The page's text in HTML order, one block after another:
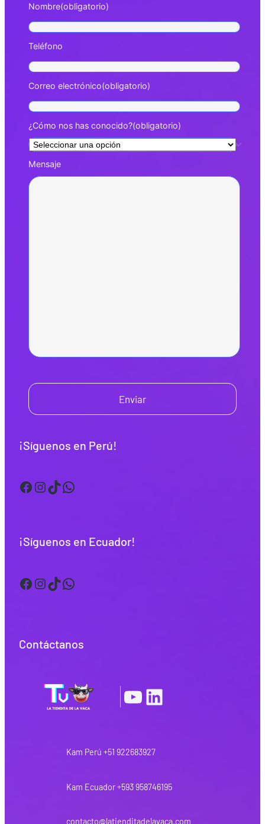
Nombre(obligatorio)
Teléfono
Correo electrónico(obligatorio)
¿Cómo nos has conocido?(obligatorio)
Mensaje
Enviar
¡Síguenos en Perú!
Facebook InstagramTikTok WhatsApp
¡Síguenos en Ecuador!
Facebook InstagramTikTok WhatsApp
Contáctanos
YouTube LinkedIn
Kam Perú +51 922683927
Kam Ecuador +593 958746195
contacto@latienditadelavaca.com